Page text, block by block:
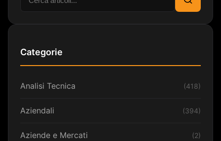
Cerca
Categorie
Analisi Tecnica (418)
Aziendali (394)
Aziende e Mercati (2)